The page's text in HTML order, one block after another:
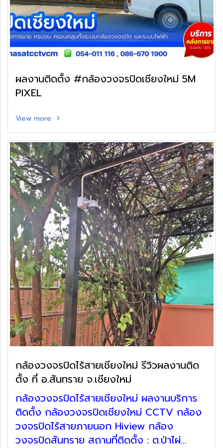
ผลงานติดตั้ง #กล้องวงจรปิดเชียงใหม่ 5M
PIXEL
View more
กล้องวงจรปิดไร้สายเชียงใหม่ รีวิวผลงานติด
ตั้ง ที่ อ.สันทราย จ.เชียงใหม่
กล้องวงจรปิดไร้สายเชียงใหม่ ผลงานบริการ
ติดตั้ง กล้องวงจรปิดเชียงใหม่ CCTV กล้อง
วงจรปิดไร้สายภายนอก Hiview กล้อง
วงจรปิดสันทราย สถานที่ติดตั้ง : ต.ป่าไผ่